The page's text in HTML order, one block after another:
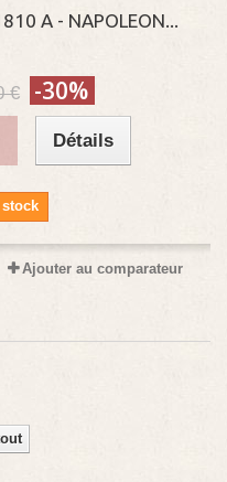
A - NAPOLEON...
€ -30%
Détails
stock
Ajouter au comparateur